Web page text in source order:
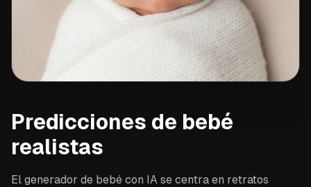
Predicciones de bebé
realistas
El generador de bebé con IA se centra en retratos